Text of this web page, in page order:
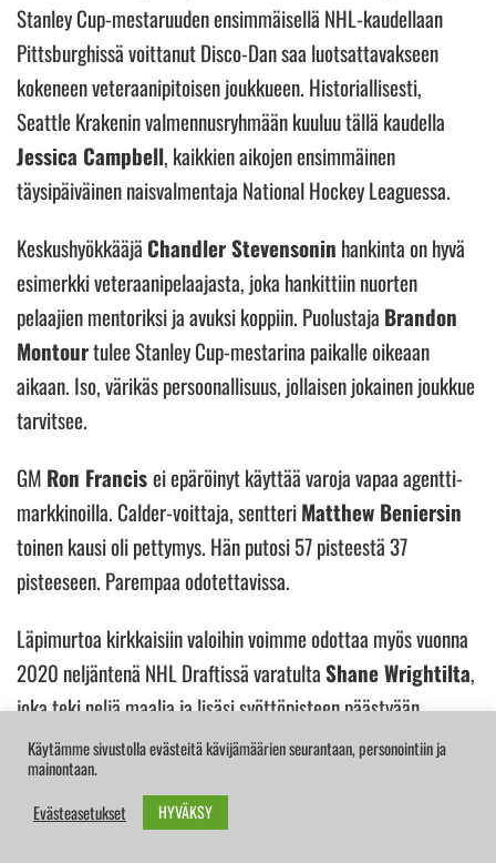
Stanley Cup-mestaruuden ensimmäisellä NHL-kaudellaan
Pittsburghissä voittanut Disco-Dan saa luotsattavakseen
kokeneen veteraanipitoisen joukkueen. Historiallisesti,
Seattle Krakenin valmennusryhmään kuuluu tällä kaudella
Jessica Campbell, kaikkien aikojen ensimmäinen
täysipäiväinen naisvalmentaja National Hockey Leaguessa.
Keskushyökkääjä Chandler Stevensonin hankinta on hyvä
esimerkki veteraanipelaajasta, joka hankittiin nuorten
pelaajien mentoriksi ja avuksi koppiin. Puolustaja Brandon
Montourtulee Stanley Cup-mestarina paikalle oikeaan
aikaan. Iso, värikäs persoonallisuus, jollaisen jokainen joukkue
tarvitsee.
GM Ron Francisei epäröinyt käyttää varoja vapaa agentti-
markkinoilla. Calder-voittaja, sentteriMatthew Beniersin
toinen kausi oli pettymys. Hän putosi 57 pisteestä 37
pisteeseen. Parempaa odotettavissa.
Läpimurtoa kirkkaisiin valoihin voimme odottaa myös vuonna
2020 neljäntenä NHL Draftissä varatultaShane Wrightilta,
joka teki neljä maalia ja lisäsi syöttöpisteen päästyään
kahdeksan kertaa pukemaan NHL-paidan ylleen. Wright on siis
yhä Calder-kelpoinen.
puskuri tulevaisuuden senttereille Beniersille ja Wrightille.
Käytämme sivustolla evästeitä kävijämäärien seurantaan, personointiin ja
mainontaan.
Evästeasetukset
HYVÄKSY